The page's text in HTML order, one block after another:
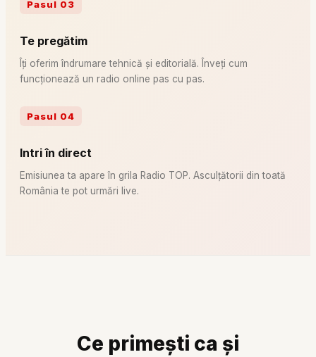
Pasul 03
Te pregătim
Îți oferim îndrumare tehnică și editorială. Înveți cum
funcționează un radio online pas cu pas.
Pasul 04
Intri în direct
Emisiunea ta apare în grila Radio TOP. Asculțătorii din toată
România te pot urmări live.
Ce primești ca și